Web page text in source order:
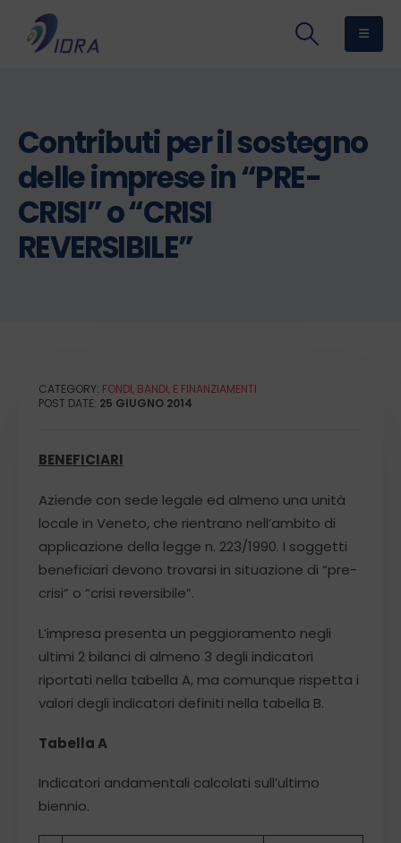
Contributi per il sostegno
delle imprese in “PRE-
CRISI” o “CRISI
REVERSIBILE”
CATEGORY: FONDI, BANDI, E FINANZIAMENTI
POST DATE: 25 GIUGNO 2014
BENEFICIARI
Aziende con sede legale ed almeno una unità
locale in Veneto, che rientrano nell’ambito di
applicazione della legge n. 223/1990. I soggetti
beneficiari devono trovarsi in situazione di “pre-
crisi” o “crisi reversibile”.
L’impresa presenta un peggioramento negli
ultimi 2 bilanci di almeno 3 degli indicatori
riportati nella tabella A, ma comunque rispetta i
valori degli indicatori definiti nella tabella B.
Tabella A
Indicatori andamentali calcolati sull’ultimo
biennio.